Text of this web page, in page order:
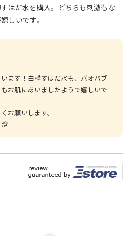
はだ水を購入。どちらも刺激もな
しいです。
ます！白樺すはだ水も、バオバブ
お肌にあいましたようで嬉しいで
お願いします。